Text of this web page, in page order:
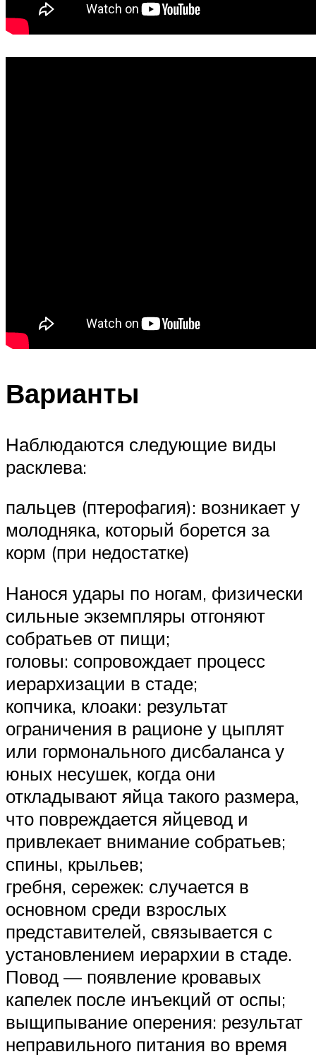
Варианты
Наблюдаются следующие виды
расклева:
пальцев (птерофагия): возникает у
молодняка, который борется за
корм (при недостатке)
Нанося удары по ногам, физически
сильные экземпляры отгоняют
собратьев от пищи;
головы: сопровождает процесс
иерархизации в стаде;
копчика, клоаки: результат
ограничения в рационе у цыплят
или гормонального дисбаланса у
юных несушек, когда они
откладывают яйца такого размера,
что повреждается яйцевод и
привлекает внимание собратьев;
спины, крыльев;
гребня, сережек: случается в
основном среди взрослых
представителей, связывается с
установлением иерархии в стаде.
Повод — появление кровавых
капелек после инъекций от оспы;
выщипывание оперения: результат
неправильного питания во время